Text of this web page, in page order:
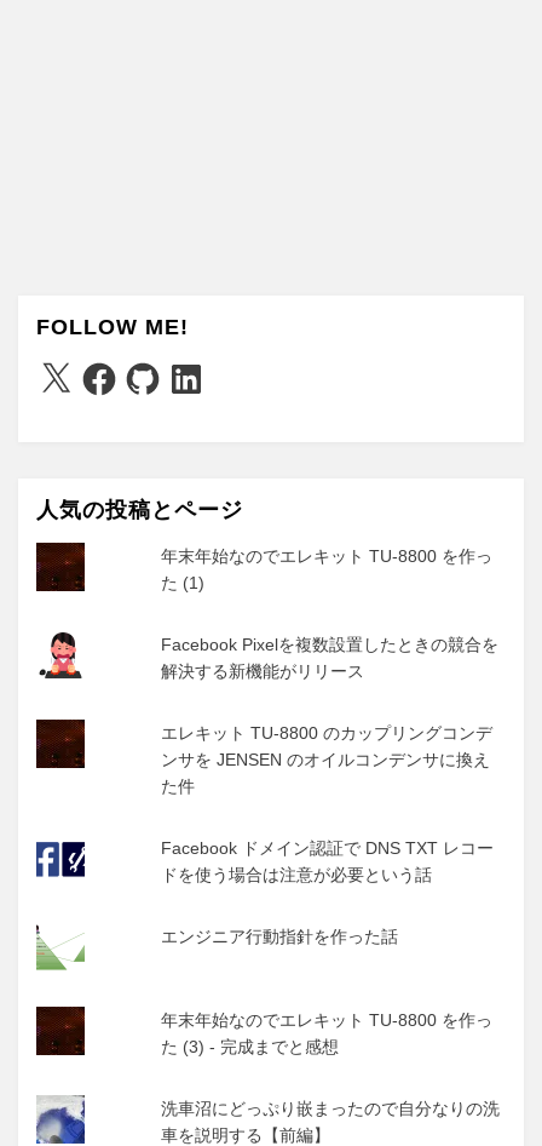
FOLLOW ME!
X Facebook
GitHubLinkedIn
人気の投稿とページ
年末年始なのでエレキット TU-8800 を作っ
た (1)
Facebook Pixelを複数設置したときの競合を
解決する新機能がリリース
エレキット TU-8800 のカップリングコンデ
ンサを JENSEN のオイルコンデンサに換え
た件
Facebook ドメイン認証で DNS TXT レコー
ドを使う場合は注意が必要という話
エンジニア行動指針を作った話
年末年始なのでエレキット TU-8800 を作っ
た (3) - 完成までと感想
洗車沼にどっぷり嵌まったので自分なりの洗
車を説明する【前編】